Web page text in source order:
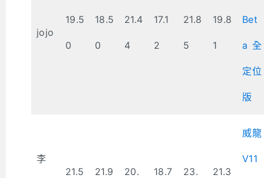
jojo
19.5
0
18.5
0
21.4
4
17.1
2
21.8
5
19.8
1
Bet
a 全
定位
版
李
21.5 21.9 20. 18.7 23. 21.3
威龍
V11